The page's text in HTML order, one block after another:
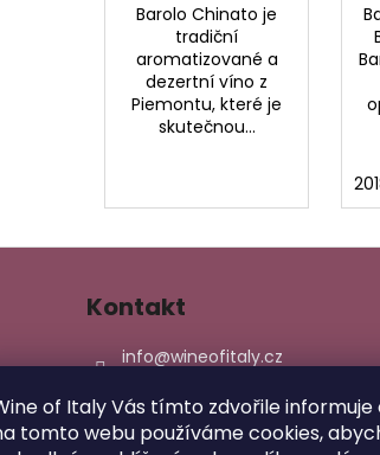
of Italy Vás tímto zdvořile informuje
tomto webu používáme cookies,
Barolo Chinato je
tradiční
aromatizované a
dezertní víno z
Piemontu, které je
skutečnou...
Kontakt
info@wineofitaly.cz
774870915
wineofitaly/